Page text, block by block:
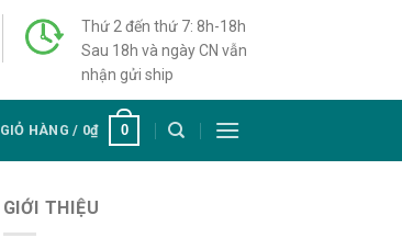
Thứ 2 đến thứ 7: 8h-18h
Sau 18h và ngày CN vẫn
nhận gửi ship
GIỎ HÀNG / 0₫ 0
GIỚI THIỆU